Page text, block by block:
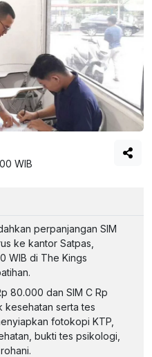
WIB
perpanjangan SIM
ke kantor Satpas,
WIB di The Kings
80.000 dan SIM C Rp
kesehatan serta tes
fotokopi KTP,
bukti tes psikologi,